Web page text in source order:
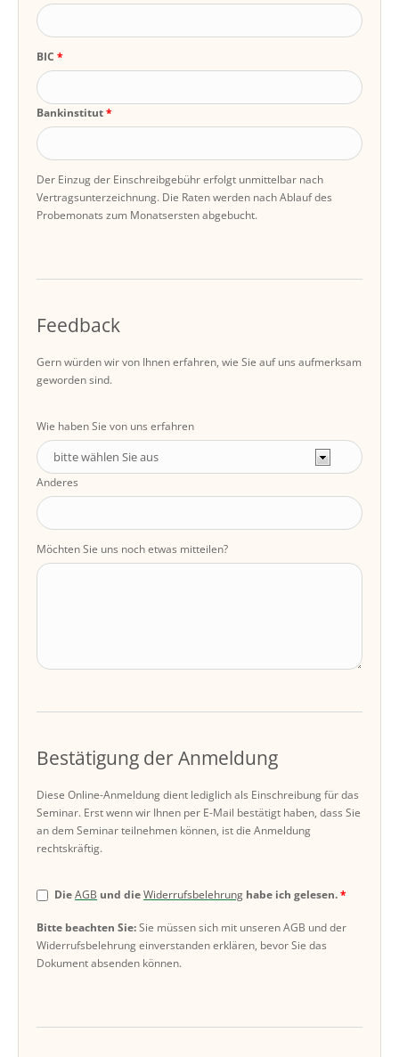
BIC
Bankinstitut
Der Einzug der Einschreibgebühr erfolgt unmittelbar nach
Vertragsunterzeichnung. Die Raten werden nach Ablauf des
Probemonats zum Monatsersten abgebucht.
Feedback
Gern würden wir von Ihnen erfahren, wie Sie auf uns aufmerksam
geworden sind.
Wie haben Sie von uns erfahren
Anderes
Möchten Sie uns noch etwas mitteilen?
Bestätigung der Anmeldung
Diese Online-Anmeldung dient lediglich als Einschreibung für das
Seminar. Erst wenn wir Ihnen per E-Mail bestätigt haben, dass Sie
an dem Seminar teilnehmen können, ist die Anmeldung
rechtskräftig.
DieAGB und dieWiderrufsbelehrung habe ich gelesen.
Bitte beachten Sie:Sie müssen sich mit unseren AGB und der
Widerrufsbelehrung einverstanden erklären, bevor Sie das
Dokument absenden können.